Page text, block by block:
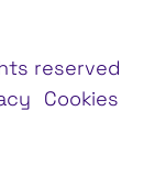
reserved
Cookies